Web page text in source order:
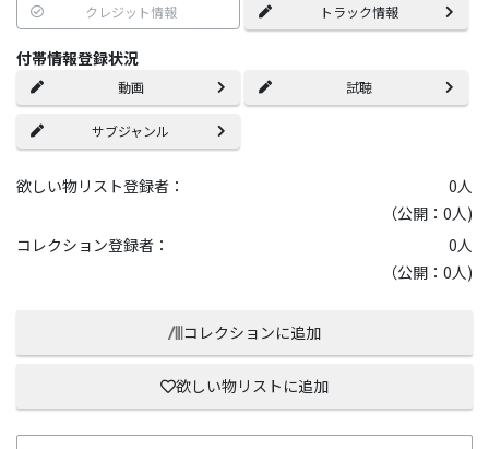
クレジット情報 トラック情報
付帯情報登録状況
動画 試聴
サブジャンル
欲しい物リスト登録者： 0人
（公開：0人)
コレクション登録者：
0人
（公開：0人)
コレクションに追加
欲しい物リストに追加